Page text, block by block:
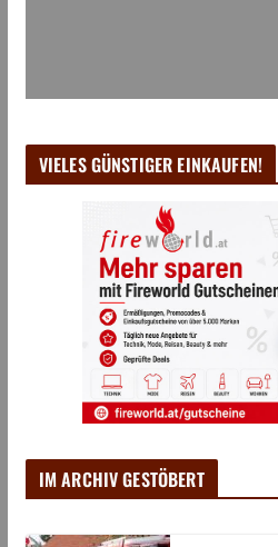
VIELES GÜNSTIGER EINKAUFEN!
IM ARCHIV GESTÖBERT